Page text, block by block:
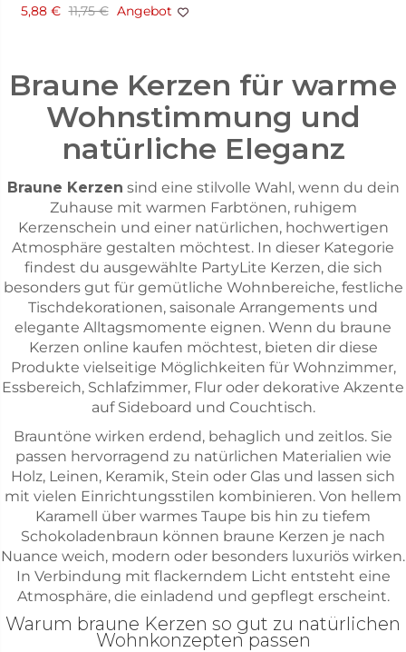
5,88 € 11,75 € Angebot
Braune Kerzen für warme
Wohnstimmung und
natürliche Eleganz
Braune Kerzen sind eine stilvolle Wahl, wenn du dein
Zuhause mit warmen Farbtönen, ruhigem
Kerzenschein und einer natürlichen, hochwertigen
Atmosphäre gestalten möchtest. In dieser Kategorie
findest du ausgewählte PartyLite Kerzen, die sich
besonders gut für gemütliche Wohnbereiche, festliche
Tischdekorationen, saisonale Arrangements und
elegante Alltagsmomente eignen. Wenn du braune
Kerzen online kaufen möchtest, bieten dir diese
Produkte vielseitige Möglichkeiten für Wohnzimmer,
Essbereich, Schlafzimmer, Flur oder dekorative Akzente
auf Sideboard und Couchtisch.
Brauntöne wirken erdend, behaglich und zeitlos. Sie
passen hervorragend zu natürlichen Materialien wie
Holz, Leinen, Keramik, Stein oder Glas und lassen sich
mit vielen Einrichtungsstilen kombinieren. Von hellem
Karamell über warmes Taupe bis hin zu tiefem
Schokoladenbraun können braune Kerzen je nach
Nuance weich, modern oder besonders luxuriös wirken.
In Verbindung mit flackerndem Licht entsteht eine
Atmosphäre, die einladend und gepflegt erscheint.
Warum braune Kerzen so gut zu natürlichen
Wohnkonzepten passen